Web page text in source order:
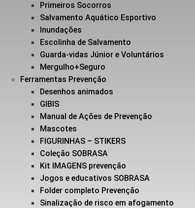
Primeiros Socorros
Salvamento Aquático Esportivo
Inundações
Escolinha de Salvamento
Guarda-vidas Júnior e Voluntários
Mergulho+Seguro
Ferramentas Prevenção
Desenhos animados
GIBIS
Manual de Ações de Prevenção
Mascotes
FIGURINHAS – STIKERS
Coleção SOBRASA
Kit IMAGENS prevenção
Jogos e educativos SOBRASA
Folder completo Prevenção
Sinalização de risco em afogamento